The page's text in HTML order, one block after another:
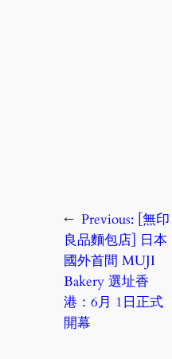
← Previous: [無印
良品麵包店] 日本
國外首間 MUJI
Bakery 選址香
港：6月 1日正式
開幕